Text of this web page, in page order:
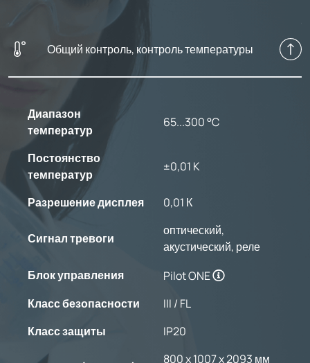
Общий контроль, контроль температуры
Диапазон
температур
65...300 °C
Постоянство
температур
±0,01 K
Разрешение дисплея 0,01 К
Сигнал тревоги
оптический,
акустический, реле
Блок управления
Pilot ONE
Класс безопасности
III / FL
Класс защиты
IP20
800 x 1007 x 2093 мм